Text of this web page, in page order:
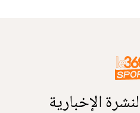
الإخبارية